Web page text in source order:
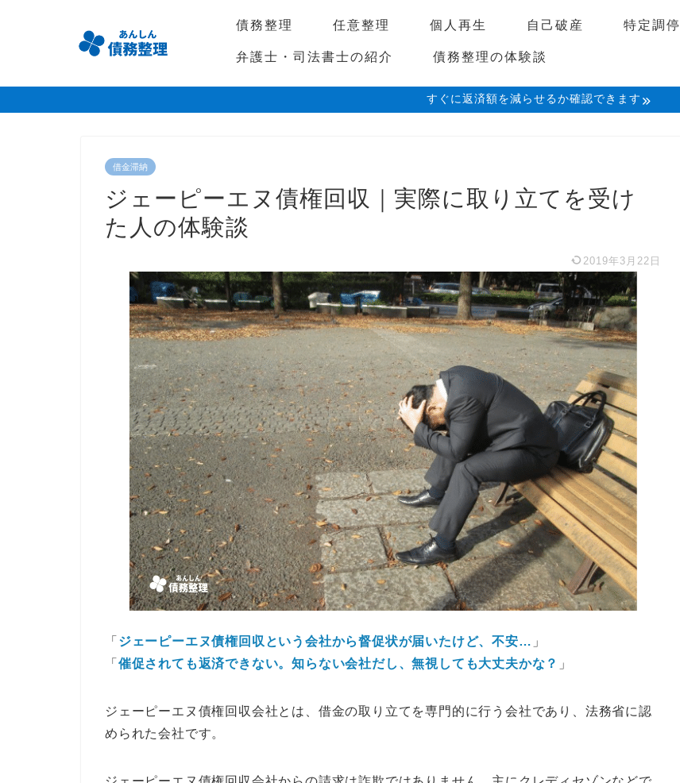
債務整理 任意整理 個人再生 自己破産 特定調停
弁護士・司法書士の紹介
債務整理の体験談
すぐに返済額を減らせるか確認できます
借金滞納
ジェーピーエヌ債権回収｜実際に取り立てを受け
た人の体験談
2019年3月22日
「 ジェーピーエヌ債権回収という会社から督促状が届いたけど、不安… 」
「 催促されても返済できない。知らない会社だし、無視しても大丈夫かな？ 」
ジェーピーエヌ債権回収会社とは、借金の取り立てを専門的に行う会社であり、法務省に認
められた会社です。